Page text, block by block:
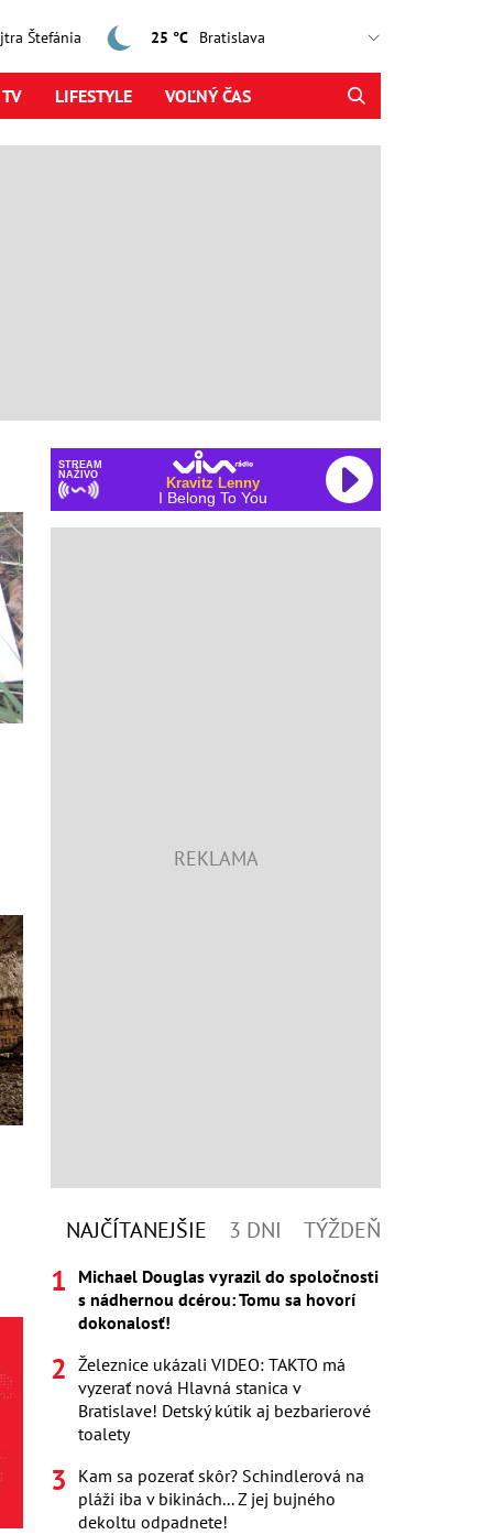
Štefánia 25 °C
LIFESTYLE VOĽNÝ ČAS
STREAM
NAŽIVO
Kravitz Lenny
I Belong To You
NAJČÍTANEJŠIE 3 DNI TÝŽDEŇ
Michael Douglas vyrazil do spoločnosti
s nádhernou dcérou: Tomu sa hovorí
dokonalosť!
Železnice ukázali VIDEO: TAKTO má
vyzerať nová Hlavná stanica v
Bratislave! Detský kútik aj bezbarierové
toalety
Kam sa pozerať skôr? Schindlerová na
pláži iba v bikinách... Z jej bujného
dekoltu odpadnete!